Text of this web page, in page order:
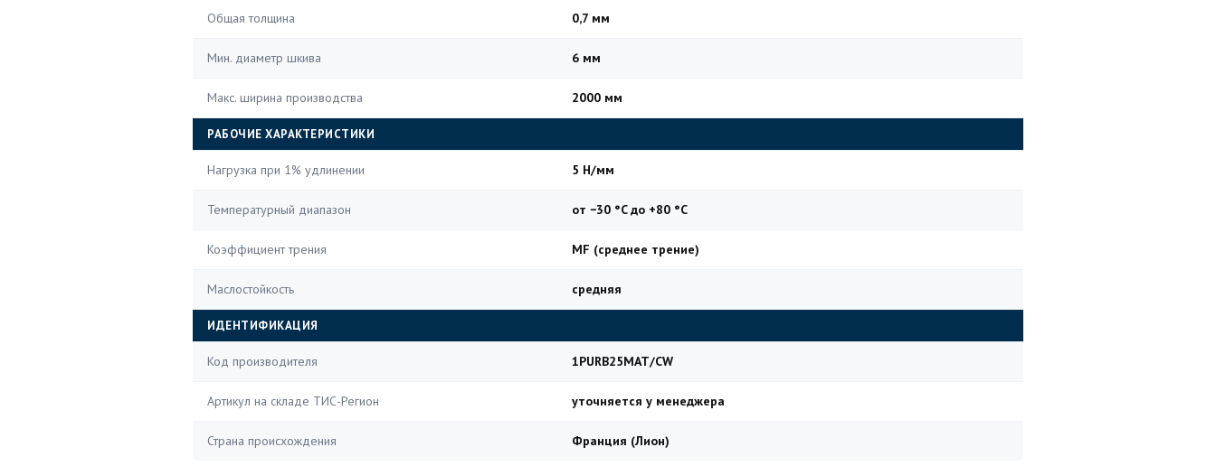
Общая толщина 0,7 мм
Мин. диаметр шкива 6 мм
Макс. ширина производства 2000 мм
РАБОЧИЕ ХАРАКТЕРИСТИКИ
Нагрузка при 1% удлинении 5 Н/мм
Температурный диапазон от −30 °C до +80 °C
Коэффициент трения MF (среднее трение)
Маслостойкость средняя
ИДЕНТИФИКАЦИЯ
Код производителя 1PURB25MAT/CW
Артикул на складе ТИС-Регион уточняется у менеджера
Страна происхождения Франция (Лион)